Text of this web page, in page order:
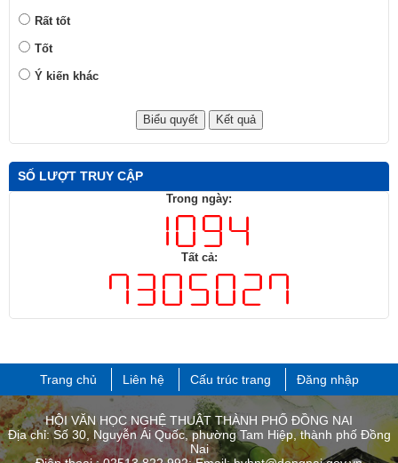
Rất tốt
Tốt
Ý kiến khác
SỐ LƯỢT TRUY CẬP
Trong ngày:
Tất cả:
Trang chủ Liên hệ Cấu trúc trang Đăng nhập
HỘI VĂN HỌC NGHỆ THUẬT THÀNH PHỐ ĐỒNG NAI
Địa chỉ: Số 30, Nguyễn Ái Quốc, phường Tam Hiệp, thành phố Đồng
Nai